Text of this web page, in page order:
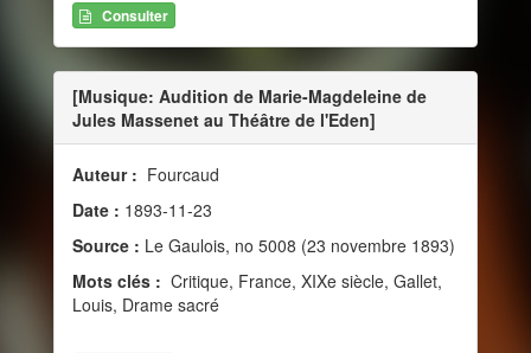
Consulter
[Musique: Audition de Marie-Magdeleine de
Jules Massenet au Théâtre de l'Eden]
Auteur : Fourcaud
Date : 1893-11-23
Source : Le Gaulois, no 5008 (23 novembre 1893)
Mots clés : Critique, France, XIXe siècle, Gallet,
Louis, Drame sacré